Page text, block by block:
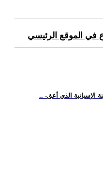
في الموقع الرئيسي
الإسبانية الذي أعق